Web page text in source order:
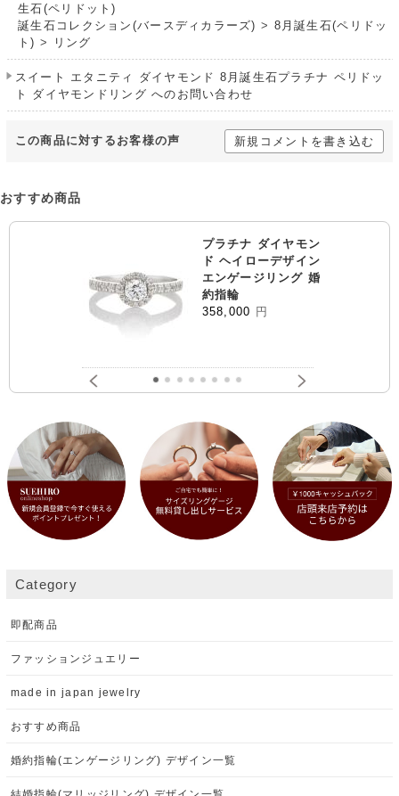
生石(ペリドット)
誕生石コレクション(バースディカラーズ) > 8月誕生石(ペリドッ
ト) > リング
スイート エタニティ ダイヤモンド 8月誕生石プラチナ ペリドッ
ト ダイヤモンドリング へのお問い合わせ
この商品に対するお客様の声 新規コメントを書き込む
おすすめ商品
プラチナ ダイヤモン
ド ヘイローデザイン
エンゲージリング 婚
約指輪
358,000 円
Category
即配商品
ファッションジュエリー
made in japan jewelry
おすすめ商品
婚約指輪(エンゲージリング) デザイン一覧